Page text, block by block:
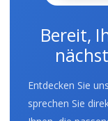
Bereit,
Entdecken Sie
sprechen Sie